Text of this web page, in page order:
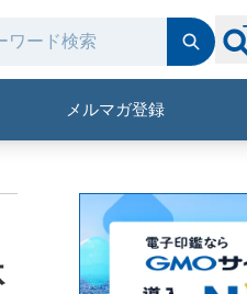
メルマガ登録